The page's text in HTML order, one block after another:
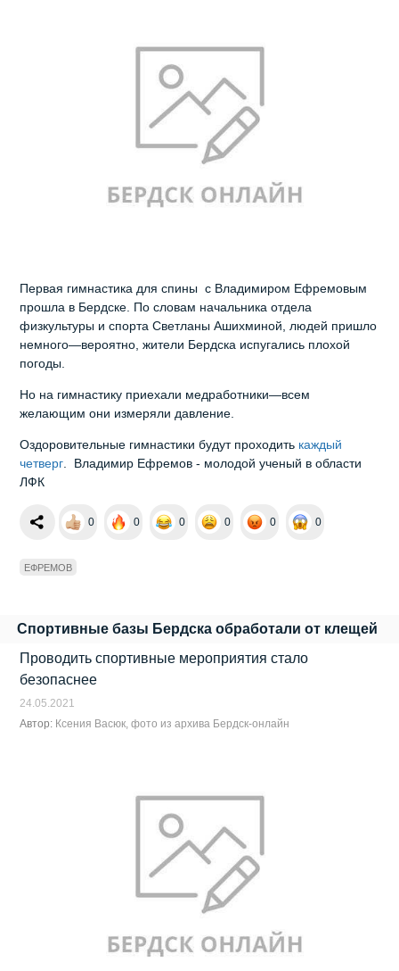
Первая гимнастика для спины с Владимиром Ефремовым
прошла в Бердске. По словам начальника отдела
физкультуры и спорта Светланы Ашихминой, людей пришло
немного—вероятно, жители Бердска испугались плохой
погоды.
Но на гимнастику приехали медработники—всем
желающим они измеряли давление.
Оздоровительные гимнастики будут проходить каждый
четверг. Владимир Ефремов - молодой ученый в области
ЛФК
0 0 0 0 0 0
ЕФРЕМОВ
Спортивные базы Бердска обработали от клещей
Проводить спортивные мероприятия стало
безопаснее
24.05.2021
Автор: Ксения Васюк, фото из архива Бердск-онлайн